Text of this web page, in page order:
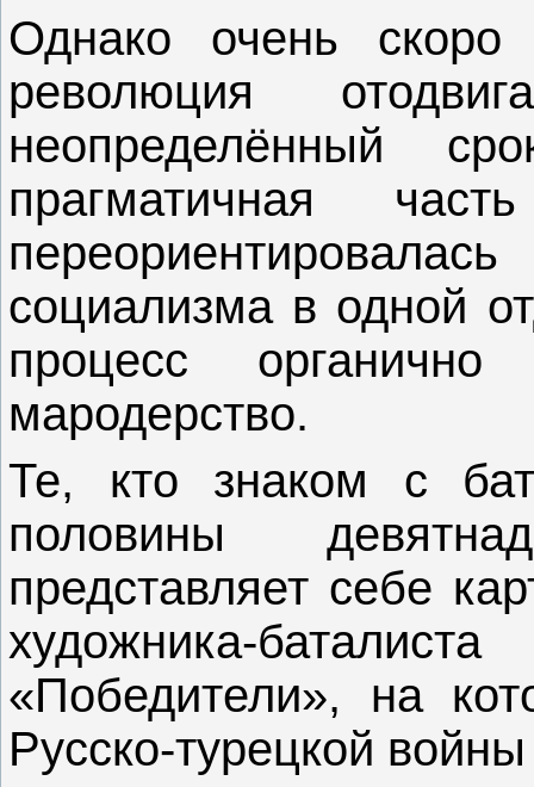
Однако очень скоро
революция
неопределённый
прагматичная
социализма в одной
процесс органично
мародерство.
Те, кто знаком с
половины
представляет себе
художника-
«Победители», на
Русско-турецкой войны